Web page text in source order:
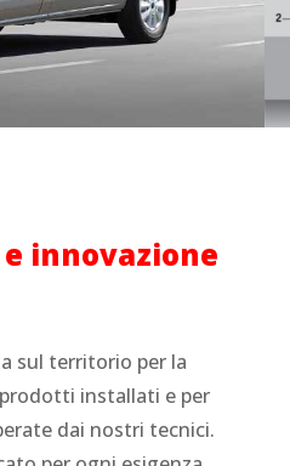
innovazione
sul territorio per la
installati e per
dai nostri tecnici.